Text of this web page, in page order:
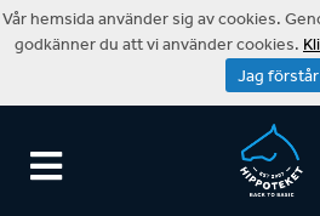
Vår hemsida använder sig av cookies.
godkänner du att vi använder cookies.
Jag förstår